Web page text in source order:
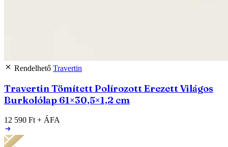
Rendelhető Travertin
Travertin Tömített Polírozott Erezett Világos
Burkolólap 61×30,5×1,2 cm
12 590 Ft + ÁFA